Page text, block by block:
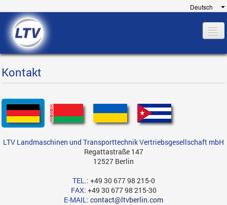
Referenzen
Finanzierung
Service
Kontakt
Kontakt
LTV Landmaschinen und Transporttechnik Vertriebsgesellschaft mbH
Regattastraße 147
12527 Berlin
TEL.: +49 30 677 98 215-0
FAX: +49 30 677 98 215-30
E-MAIL: contact@ltvberlin.com